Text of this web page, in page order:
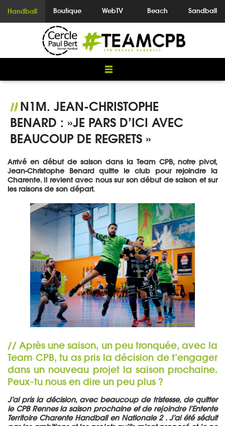
Handball Boutique WebTV Beach Sandball
//N1M. JEAN-CHRISTOPHE
BENARD : »JE PARS D’ICI AVEC
BEAUCOUP DE REGRETS »
Arrivé en début de saison dans la Team CPB, notre pivot,
Jean-Christophe Benard quitte le club pour rejoindre la
Charente. Il revient avec nous sur son début de saison et sur
les raisons de son départ.
// Après une saison, un peu tronquée, avec la
Team CPB, tu as pris la décision de t’engager
dans un nouveau projet la saison prochaine.
Peux-tu nous en dire un peu plus ?
J’ai pris la décision, avec beaucoup de tristesse, de quitter
le CPB Rennes la saison prochaine et de rejoindre l’Entente
Territoire Charente Handball en Nationale 2 . J’ai été séduit